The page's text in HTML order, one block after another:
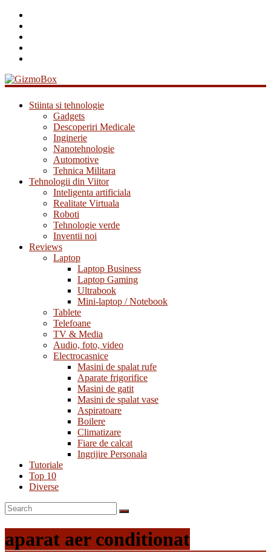
GizmoBox
Stiinta si tehnologie
Gadgets
Descoperiri Medicale
Inginerie
Nanotehnologie
Automotive
Tehnica Militara
Tehnologii din Viitor
Inteligenta artificiala
Realitate Virtuala
Roboti
Tehnologie verde
Inventii noi
Reviews
Laptop
Laptop Business
Laptop Gaming
Ultrabook
Mini-laptop / Notebook
Tablete
Telefoane
TV & Media
Audio, foto, video
Electrocasnice
Masini de spalat rufe
Aparate frigorifice
Masini de gatit
Masini de spalat vase
Aspiratoare
Boilere
Climatizare
Fiare de calcat
Ingrijire Personala
Tutoriale
Top 10
Diverse
aparat aer conditionat